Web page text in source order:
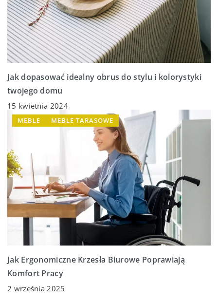
Jak dopasować idealny obrus do stylu i kolorystyki
twojego domu
15 kwietnia 2024
MEBLE MEBLE TARASOWE
Jak Ergonomiczne Krzesła Biurowe Poprawiają
Komfort Pracy
2 września 2025